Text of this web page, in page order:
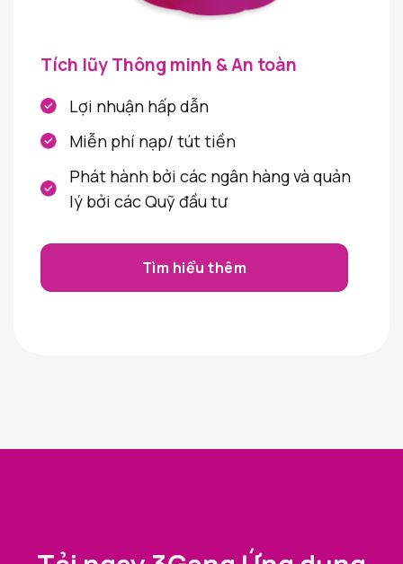
Tích lũy Thông minh & An toàn
Lợi nhuận hấp dẫn
Miễn phí nạp/ tút tiền
Phát hành bởi các ngân hàng và quản
lý bởi các Quỹ đầu tư
Tìm hiểu thêm